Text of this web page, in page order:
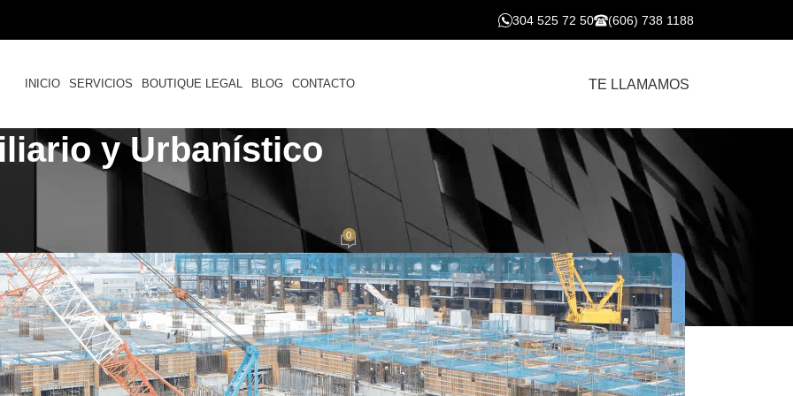
304 525 72 50 (606) 738 1188
INICIO SERVICIOS BOUTIQUE LEGAL BLOG CONTACTO TE LLAMAMOS
y Urbanístico
RESPONSABILIDAD CIVIL INMOBILIARIO
aumentar el precio sin consentimiento?
Activado 20 de febrero de 2024 0